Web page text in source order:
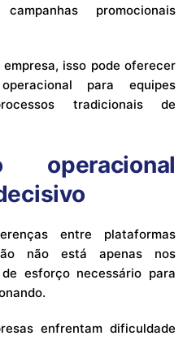
promocionais
isso pode oferecer
para equipes
tradicionais de
entre plataformas
não está apenas nos
esforço necessário para
enfrentam dificuldade